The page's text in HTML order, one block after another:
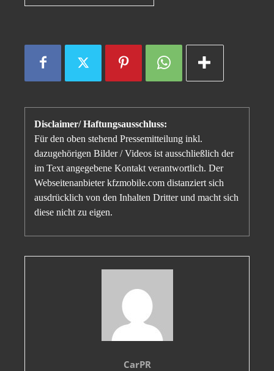
Disclaimer/ Haftungsausschluss:
Für den oben stehend Pressemitteilung inkl.
dazugehörigen Bilder / Videos ist ausschließlich der
im Text angegebene Kontakt verantwortlich. Der
Webseitenanbieter kfzmobile.com distanziert sich
ausdrücklich von den Inhalten Dritter und macht sich
diese nicht zu eigen.
CarPR